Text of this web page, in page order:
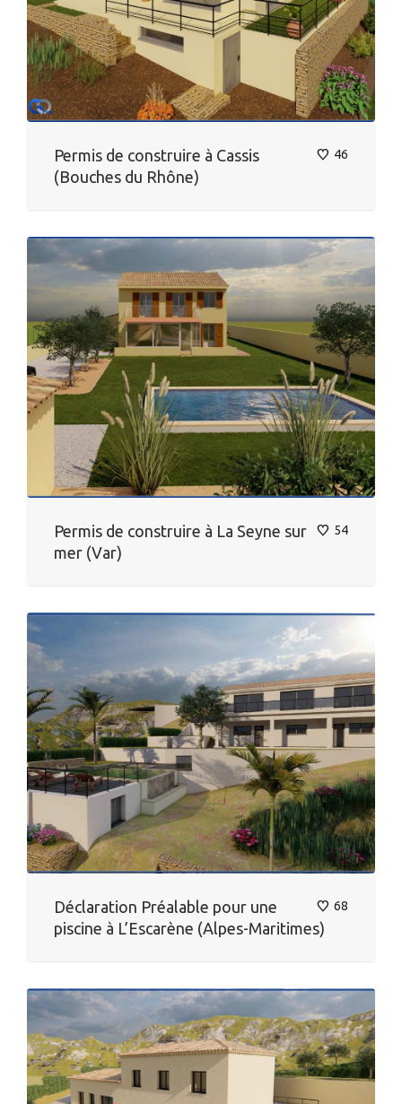
46
Permis de construire à Cassis
(Bouches du Rhône)
54
Permis de construire à La Seyne sur
mer (Var)
68
Déclaration Préalable pour une
piscine à L’Escarène (Alpes-Maritimes)